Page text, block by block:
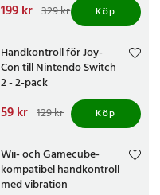
Nuvarande pris
Tidigare pris 329 kr
199 kr 329 kr Köp
Handkontroll för Joy-
Con till Nintendo Switch
2 - 2-pack
Nuvarande pris
Tidigare pris 129 kr
59 kr 129 kr Köp
Wii- och Gamecube-
kompatibel handkontroll
med vibration